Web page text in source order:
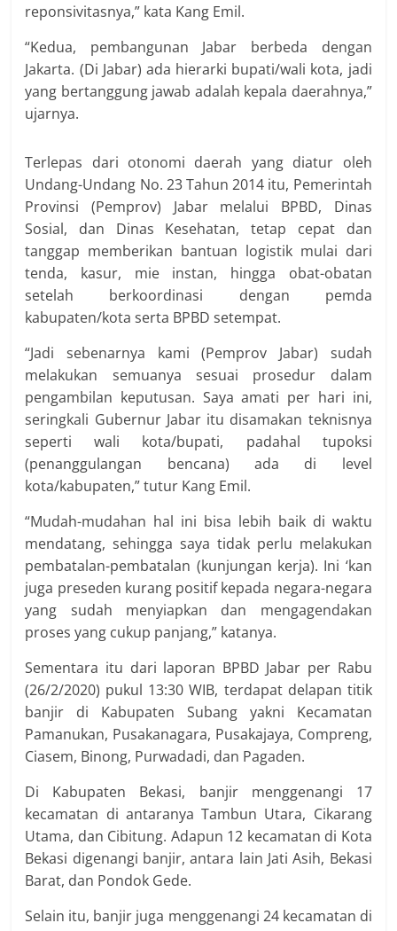
reponsivitasnya,” kata Kang Emil.
“Kedua, pembangunan Jabar berbeda dengan
Jakarta. (Di Jabar) ada hierarki bupati/wali kota, jadi
yang bertanggung jawab adalah kepala daerahnya,”
ujarnya.
Terlepas dari otonomi daerah yang diatur oleh
Undang-Undang No. 23 Tahun 2014 itu, Pemerintah
Provinsi (Pemprov) Jabar melalui BPBD, Dinas
Sosial, dan Dinas Kesehatan, tetap cepat dan
tanggap memberikan bantuan logistik mulai dari
tenda, kasur, mie instan, hingga obat-obatan
setelah berkoordinasi dengan pemda
kabupaten/kota serta BPBD setempat.
“Jadi sebenarnya kami (Pemprov Jabar) sudah
melakukan semuanya sesuai prosedur dalam
pengambilan keputusan. Saya amati per hari ini,
seringkali Gubernur Jabar itu disamakan teknisnya
seperti wali kota/bupati, padahal tupoksi
(penanggulangan bencana) ada di level
kota/kabupaten,” tutur Kang Emil.
“Mudah-mudahan hal ini bisa lebih baik di waktu
mendatang, sehingga saya tidak perlu melakukan
pembatalan-pembatalan (kunjungan kerja). Ini ‘kan
juga preseden kurang positif kepada negara-negara
yang sudah menyiapkan dan mengagendakan
proses yang cukup panjang,” katanya.
Sementara itu dari laporan BPBD Jabar per Rabu
(26/2/2020) pukul 13:30 WIB, terdapat delapan titik
banjir di Kabupaten Subang yakni Kecamatan
Pamanukan, Pusakanagara, Pusakajaya, Compreng,
Ciasem, Binong, Purwadadi, dan Pagaden.
Di Kabupaten Bekasi, banjir menggenangi 17
kecamatan di antaranya Tambun Utara, Cikarang
Utama, dan Cibitung. Adapun 12 kecamatan di Kota
Bekasi digenangi banjir, antara lain Jati Asih, Bekasi
Barat, dan Pondok Gede.
Selain itu, banjir juga menggenangi 24 kecamatan di